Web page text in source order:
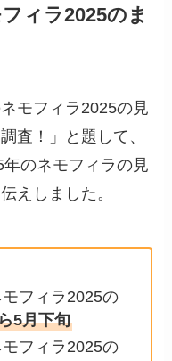
ィラ2025のま
モフィラ2025の見
査！」と題して、
年のネモフィラの見
えしました。
フィラ2025の
5月下旬
フィラ2025の